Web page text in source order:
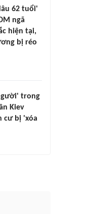
62 tuổi'
ngã
hiện tại,
bị réo
trong
Kiev
cư bị 'xóa